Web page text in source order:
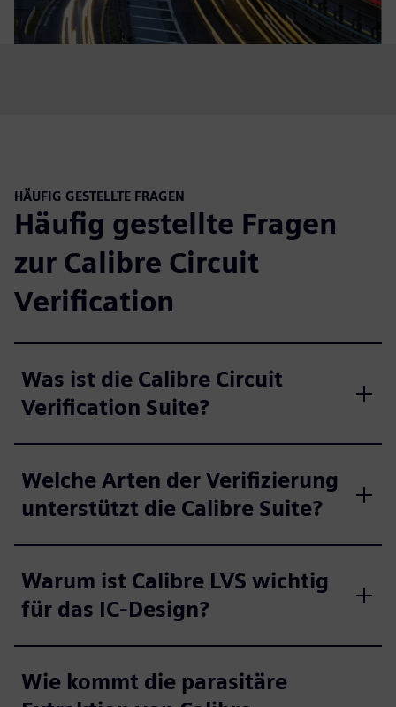
HÄUFIG GESTELLTE FRAGEN
Häufig gestellte Fragen
zur Calibre Circuit
Verification
Was ist die Calibre Circuit
Verification Suite?
Welche Arten der Verifizierung
unterstützt die Calibre Suite?
Warum ist Calibre LVS wichtig
für das IC-Design?
Wie kommt die parasitäre